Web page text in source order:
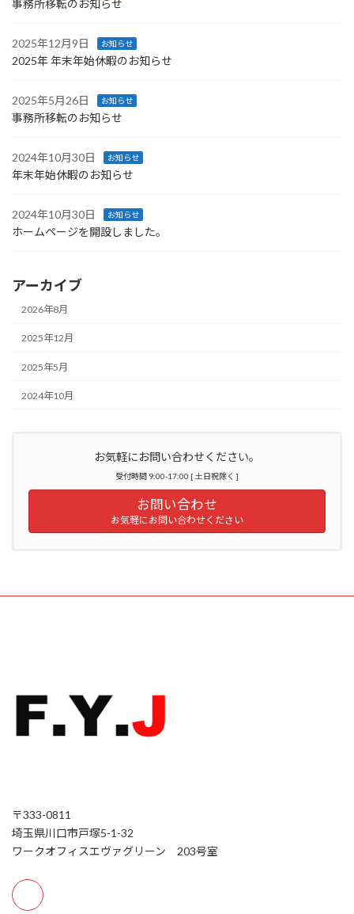
事務所移転のお知らせ
2025年12月9日 お知らせ
2025年 年末年始休暇のお知らせ
2025年5月26日 お知らせ
事務所移転のお知らせ
2024年10月30日 お知らせ
年末年始休暇のお知らせ
2024年10月30日 お知らせ
ホームページを開設しました。
アーカイブ
2026年8月
2025年12月
2025年5月
2024年10月
お気軽にお問い合わせください。
受付時間 9:00-17:00 [ 土日祝除く ]
お問い合わせ
お気軽にお問い合わせください
〒333-0811
埼玉県川口市戸塚5-1-32
ワークオフィスエヴァグリーン 203号室